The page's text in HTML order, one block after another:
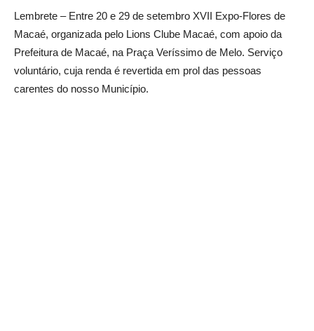
Lembrete – Entre 20 e 29 de setembro XVII Expo-Flores de
Macaé, organizada pelo Lions Clube Macaé, com apoio da
Prefeitura de Macaé, na Praça Veríssimo de Melo. Serviço
voluntário, cuja renda é revertida em prol das pessoas
carentes do nosso Município.